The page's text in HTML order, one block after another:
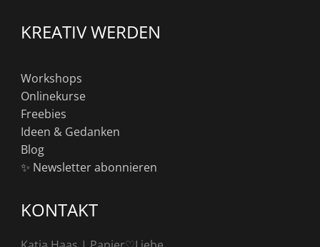
KREATIV WERDEN
Workshops
Onlinekurse
Freebies
Ideen & Gedanken
Blog
✨ Newsletter abonnieren
KONTAKT